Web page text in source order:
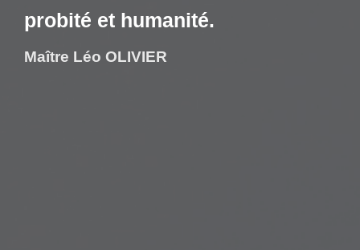
probité et humanité.
Maître Léo OLIVIER